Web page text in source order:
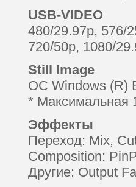
USB-VIDEO
480/29.97p, 576/
720/50p, 1080/
Still Image
ОС Windows (R)
* Максимальная
Эффекты
Переход: Mix,
Composition:
Другие: Output